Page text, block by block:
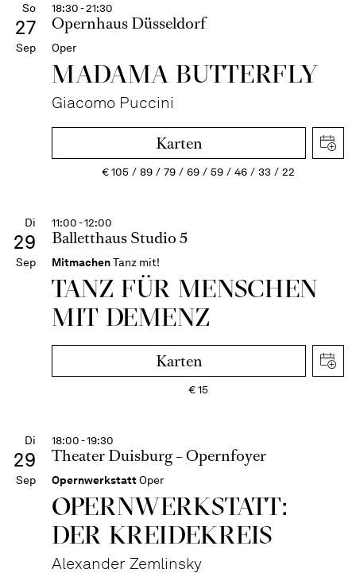
So
27
Sep
18:30 - 21:30
Opernhaus Düsseldorf
Oper
MADAMA BUTTER­FLY
Giacomo Puccini
Karten
€105 89 79 69 59 46 33 22
Di
29
Sep
11:00 - 12:00
Balletthaus Studio 5
MitmachenTanz mit!
TANZ FÜR MENSCHEN
MIT DEMENZ
Karten
€15
Di
29
Sep
18:00 - 19:30
Theater Duisburg – Opernfoyer
OpernwerkstattOper
OPERNWERKSTATT:
DER KREIDEKREIS
Alexander Zemlinsky